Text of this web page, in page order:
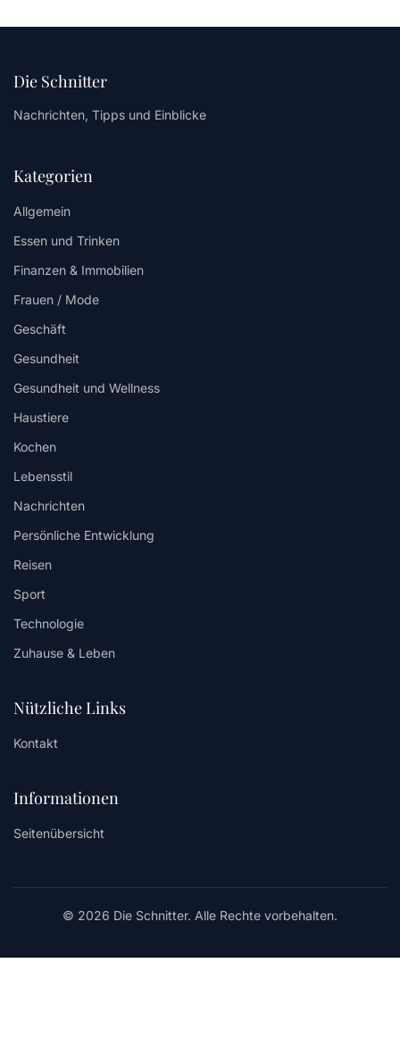
Die Schnitter
Nachrichten, Tipps und Einblicke
Kategorien
Allgemein
Essen und Trinken
Finanzen & Immobilien
Frauen / Mode
Geschäft
Gesundheit
Gesundheit und Wellness
Haustiere
Kochen
Lebensstil
Nachrichten
Persönliche Entwicklung
Reisen
Sport
Technologie
Zuhause & Leben
Nützliche Links
Kontakt
Informationen
Seitenübersicht
© 2026 Die Schnitter. Alle Rechte vorbehalten.